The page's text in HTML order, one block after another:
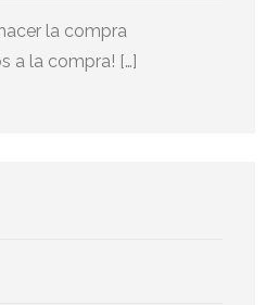
la compra
a la compra! […]